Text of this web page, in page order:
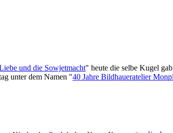
und die Sowjetmacht" heute die selbe Kugel
unter dem Namen "40 Jahre Bildhaueratelier